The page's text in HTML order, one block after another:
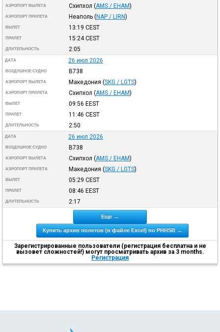
АЭРОПОРТ ВЫЛЕТА Схипхол (AMS / EHAM)
АЭРОПОРТ ПРИЛЕТА Неаполь (NAP / LIRN)
ВЫЛЕТ 13:19 CEST
ПРИЛЕТ 15:24CEST
ДЛИТЕЛЬНОСТЬ 2:05
ДАТА 26 июл 2026
ВОЗДУШНОЕ СУДНО B738
АЭРОПОРТ ВЫЛЕТА Македония (SKG / LGTS)
АЭРОПОРТ ПРИЛЕТА Схипхол (AMS / EHAM)
ВЫЛЕТ 09:56 EEST
ПРИЛЕТ 11:46 CEST
ДЛИТЕЛЬНОСТЬ 2:50
ДАТА 26 июл 2026
ВОЗДУШНОЕ СУДНО B738
АЭРОПОРТ ВЫЛЕТА Схипхол (AMS / EHAM)
АЭРОПОРТ ПРИЛЕТА Македония (SKG / LGTS)
ВЫЛЕТ 05:29 CEST
ПРИЛЕТ 08:46 EEST
ДЛИТЕЛЬНОСТЬ 2:17
Ещё →
Купить архив полетов (в файле Excel) по PHHSB →
Зарегистрированные пользователи (регистрация бесплатна и не
вызовет сложностей!) могут просматривать архив за 3 months.
Регистрация